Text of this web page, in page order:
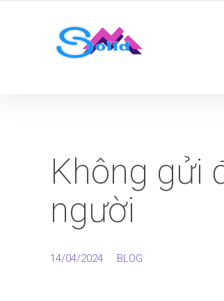
Không gửi
người
14/04/2024 BLOG